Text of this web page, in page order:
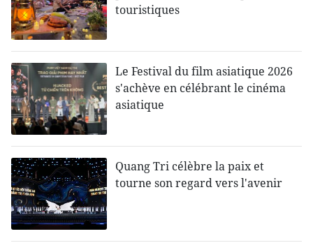
touristiques
Le Festival du film asiatique 2026
s'achève en célébrant le cinéma
asiatique
Quang Tri célèbre la paix et
tourne son regard vers l'avenir